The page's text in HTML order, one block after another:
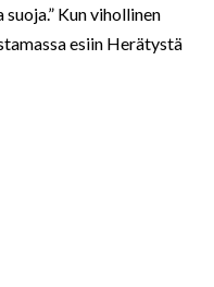
Kun vihollinen
esiin Herätystä